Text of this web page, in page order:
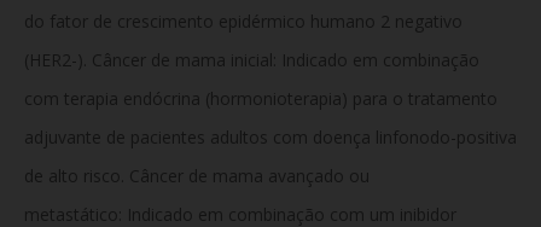
do fator de crescimento epidérmico humano 2 negativo
(HER2-). Câncer de mama inicial: Indicado em combinação
com terapia endócrina (hormonioterapia) para o tratamento
adjuvante de pacientes adultos com doença linfonodo-positiva
de alto risco. Câncer de mama avançado ou
metastático: Indicado em combinação com um inibidor